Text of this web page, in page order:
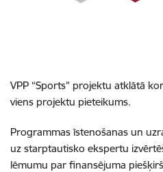
VPP “Sports” projektu atklātā
viens projektu pieteikums.
Programmas īstenošanas un
uz starptautisko ekspertu
lēmumu par finansējuma